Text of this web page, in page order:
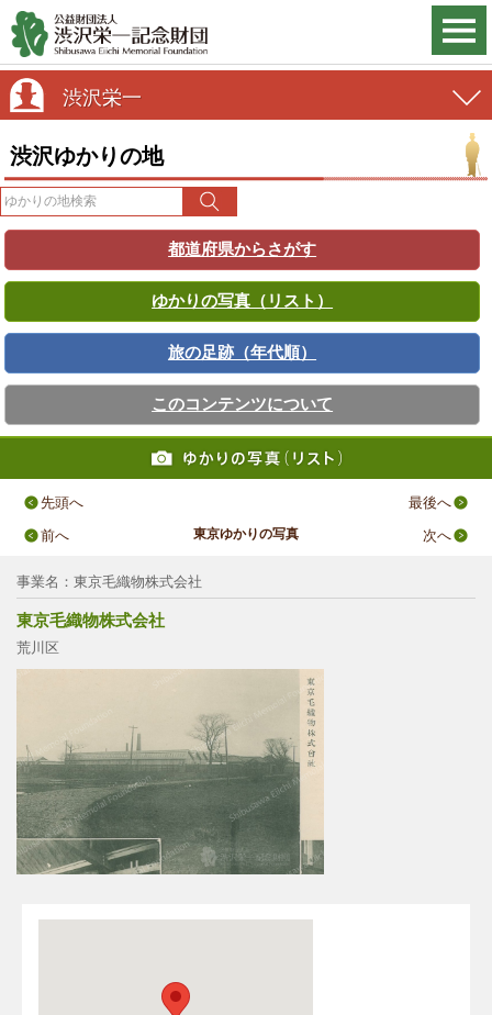
渋沢栄一
渋沢ゆかりの地
都道府県からさがす
ゆかりの写真（リスト）
旅の足跡（年代順）
このコンテンツについて
先頭へ
最後へ
前へ
東京ゆかりの写真 次へ
事業名：東京毛織物株式会社
東京毛織物株式会社
荒川区